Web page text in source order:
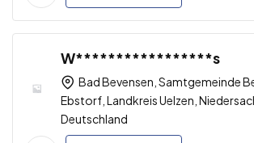
W*****************s
Bad Bevensen, Samtgemeinde
Ebstorf, Landkreis Uelzen,
Deutschland